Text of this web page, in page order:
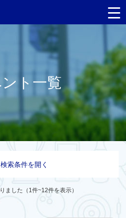
ト一覧
検索条件を開く
ました（1件~12件を表示）